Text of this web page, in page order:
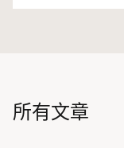
所有文章